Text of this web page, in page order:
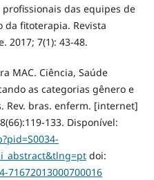
das equipes de
da fitoterapia. Revista
2017; 7(1): 43-48.
MAC. Ciência, Saúde
as categorias gênero e
Rev. bras. enferm. [internet]
133. Disponível:
doi:
71672013000700016